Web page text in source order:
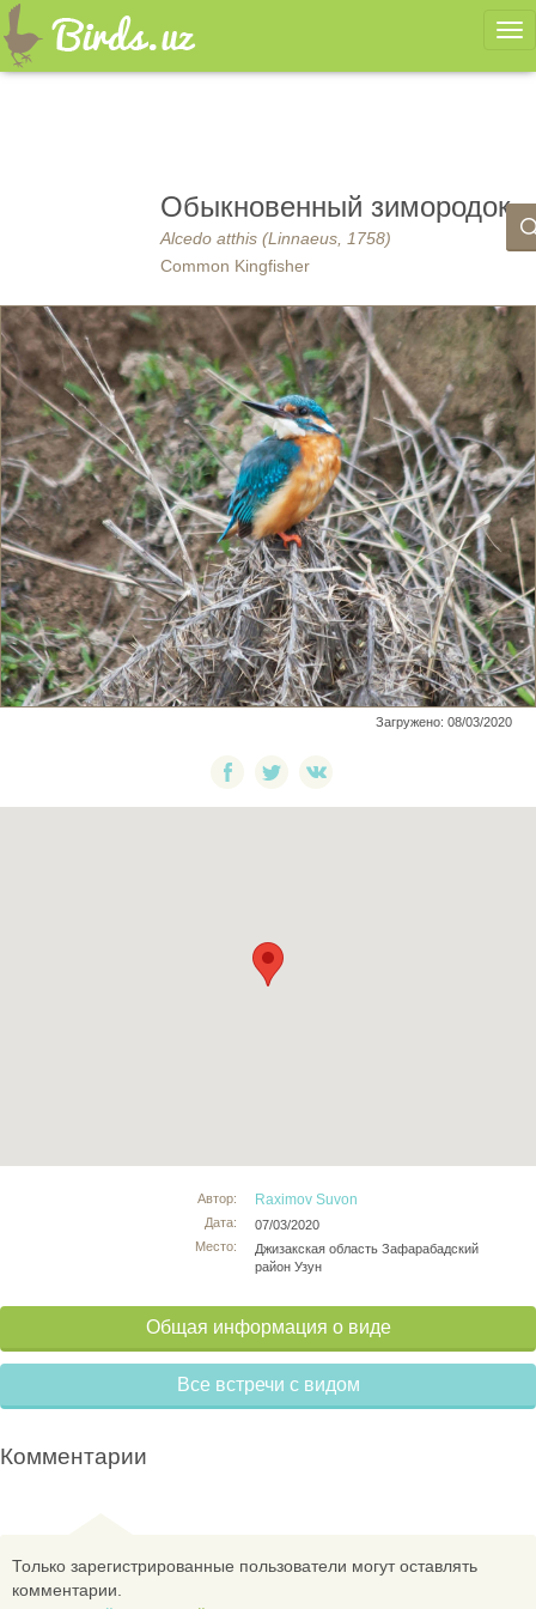
Обыкновенный зимородок
Alcedo atthis (Linnaeus, 1758)
Common Kingfisher
Загружено: 08/03/2020
Автор:
Дата:
Место:
Raximov Suvon
07/03/2020
Джизакская область Зафарабадский
район Узун
Общая информация о виде
Все встречи с видом
Комментарии
Только зарегистрированные пользователи могут оставлять
комментарии.